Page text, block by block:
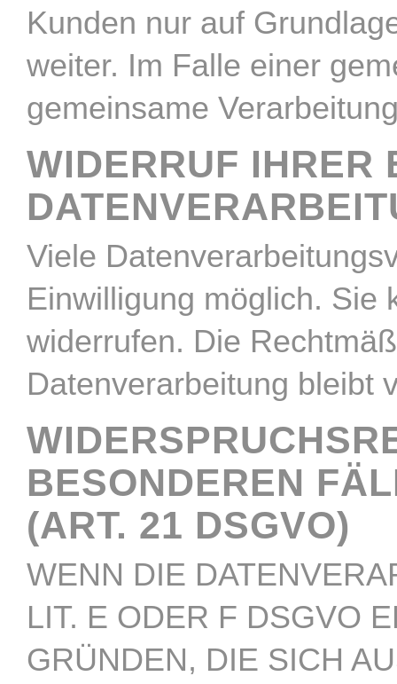
Kunden nur auf
weiter. Im Falle einer
gemeinsame
WIDERRUF IHRER
Viele
Einwilligung möglich. Sie
widerrufen. Die
Datenverarbeitung bleibt
BESONDEREN
(ART. 21 DSGVO)
WENN DIE
LIT. E ODER F DSGVO
GRÜNDEN, DIE SICH